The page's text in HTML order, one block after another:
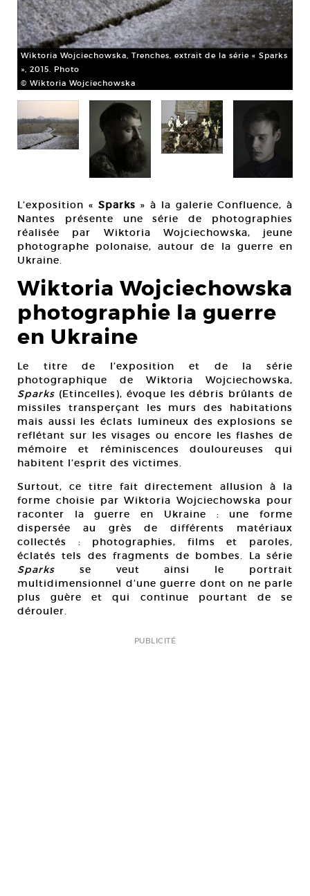
Wiktoria Wojciechowska, Trenches, extrait de la série « Sparks
», 2015. Photo
© Wiktoria Wojciechowska
L’exposition « Sparks » à la galerie Confluence, à
Nantes présente une série de photographies
réalisée par Wiktoria Wojciechowska, jeune
photographe polonaise, autour de la guerre en
Ukraine.
Wiktoria Wojciechowska
photographie la guerre
en Ukraine
Le titre de l’exposition et de la série
photographique de Wiktoria Wojciechowska,
Sparks (Etincelles), évoque les débris brûlants de
missiles transperçant les murs des habitations
mais aussi les éclats lumineux des explosions se
reflétant sur les visages ou encore les flashes de
mémoire et réminiscences douloureuses qui
habitent l’esprit des victimes.
Surtout, ce titre fait directement allusion à la
forme choisie par Wiktoria Wojciechowska pour
raconter la guerre en Ukraine : une forme
dispersée au grès de différents matériaux
collectés : photographies, films et paroles,
éclatés tels des fragments de bombes. La série
Sparks se veut ainsi le portrait
multidimensionnel d’une guerre dont on ne parle
plus guère et qui continue pourtant de se
dérouler.
PUBLICITÉ